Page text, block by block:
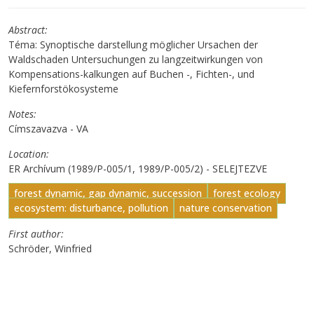
Abstract
Téma: Synoptische darstellung möglicher Ursachen der
Waldschaden Untersuchungen zu langzeitwirkungen von
Kompensations-kalkungen auf Buchen -, Fichten-, und
Kiefernforstökosysteme
Notes
Címszavazva - VA
Location
ER Archívum (1989/P-005/1, 1989/P-005/2) - SELEJTEZVE
forest dynamic, gap dynamic, succession
forest ecology
ecosystem: disturbance, pollution
nature conservation
First author
Schröder, Winfried